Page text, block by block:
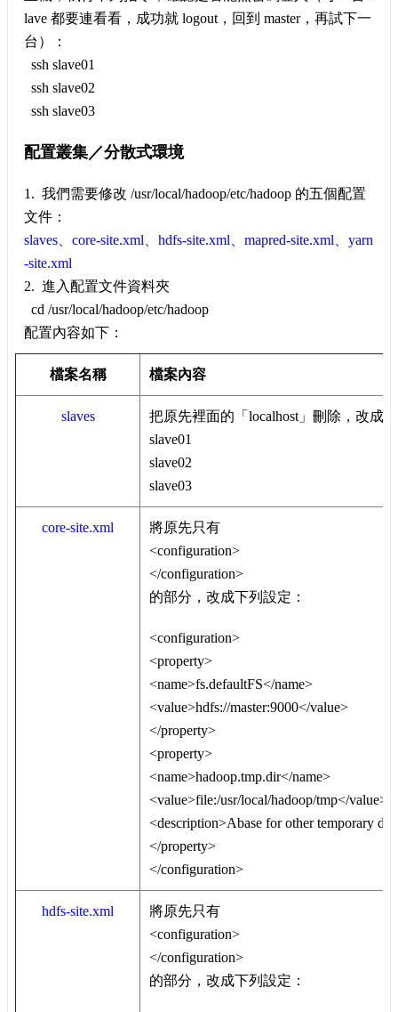
lave 都要連看看，成功就 logout，回到 master，再試下一
台）：
ssh slave01
ssh slave02
ssh slave03
配置叢集／分散式環境
1. 我們需要修改 /usr/local/hadoop/etc/hadoop 的五個配置
文件：
slaves、core-site.xml、hdfs-site.xml、mapred-site.xml、yarn
-site.xml
2. 進入配置文件資料夾
cd /usr/local/hadoop/etc/hadoop
配置內容如下：
檔案名稱 檔案內容
slaves
把原先裡面的「localhost」刪除，改成
slave01
slave02
slave03
core-site.xml
將原先只有
<configuration>
</configuration>
的部分，改成下列設定：
<configuration>
<property>
<name>fs.defaultFS</name>
<value>hdfs://master:9000</value>
</property>
<property>
<name>hadoop.tmp.dir</name>
<value>file:/usr/local/hadoop/tmp</value>
<description>Abase for other temporary
</property>
</configuration>
hdfs-site.xml
將原先只有
<configuration>
</configuration>
的部分，改成下列設定：